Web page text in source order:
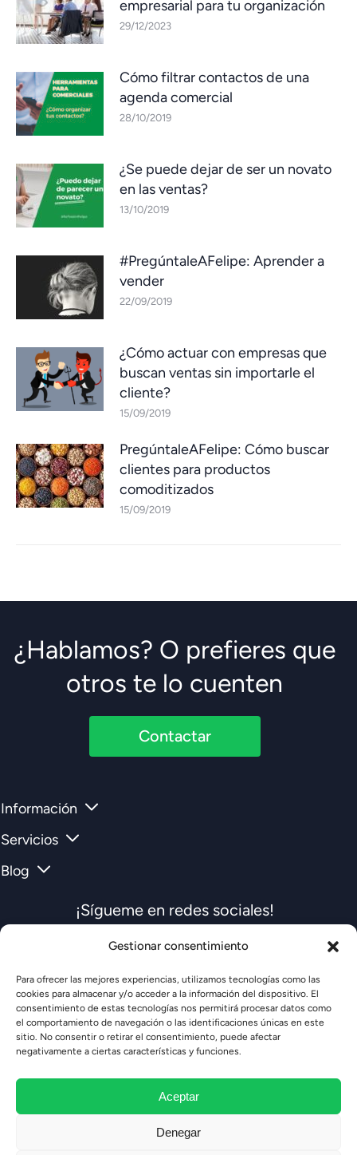
Gestionar consentimiento
Para ofrecer las mejores experiencias, utilizamos tecnologías como las
cookies para almacenar y/o acceder a la información del dispositivo. El
consentimiento de estas tecnologías nos permitirá procesar datos como
el comportamiento de navegación o las identificaciones únicas en este
sitio. No consentir o retirar el consentimiento, puede afectar
negativamente a ciertas características y funciones.
Aceptar
Denegar
empresarial para tu organización
29/12/2023
Cómo filtrar contactos de una
agenda comercial
28/10/2019
¿Se puede dejar de ser un novato
en las ventas?
13/10/2019
#PregúntaleAFelipe: Aprender a
vender
22/09/2019
¿Cómo actuar con empresas que
buscan ventas sin importarle el
cliente?
15/09/2019
PregúntaleAFelipe: Cómo buscar
clientes para productos
comoditizados
15/09/2019
¿Hablamos? O prefieres que
otros te lo cuenten
Contactar
Información
Servicios
Blog
¡Sígueme en redes sociales!
La escuela
Aviso legal
Política de privacidad
Política de cookies